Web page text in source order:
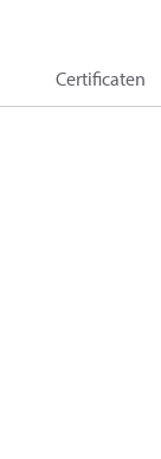
Certificaten